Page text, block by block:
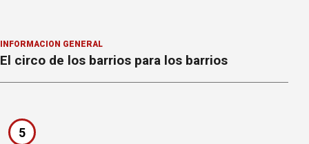
INFORMACION GENERAL
El circo de los barrios para los barrios
5